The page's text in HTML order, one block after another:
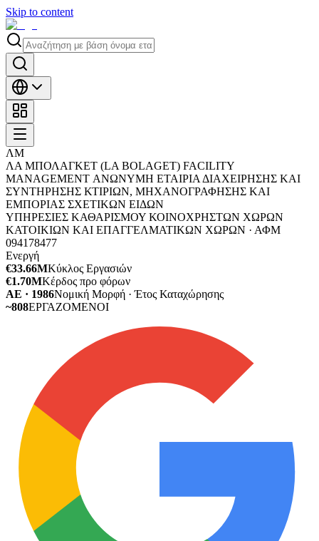
Skip to content
ΛΜ
ΛΑ ΜΠΟΛΑΓΚΕΤ (LA BOLAGET) FACILITY
MANAGEMENT ΑΝΩΝΥΜΗ ΕΤΑΙΡΙΑ ΔΙΑΧΕΙΡΗΣΗΣ ΚΑΙ
ΣΥΝΤΗΡΗΣΗΣ ΚΤΙΡΙΩΝ, ΜΗΧΑΝΟΓΡΑΦΗΣΗΣ ΚΑΙ
ΕΜΠΟΡΙΑΣ ΣΧΕΤΙΚΩΝ ΕΙΔΩΝ
ΥΠΗΡΕΣΙΕΣ ΚΑΘΑΡΙΣΜΟΥ ΚΟΙΝΟΧΡΗΣΤΩΝ ΧΩΡΩΝ
ΚΑΤΟΙΚΙΩΝ ΚΑΙ ΕΠΑΓΓΕΛΜΑΤΙΚΩΝ ΧΩΡΩΝ · ΑΦΜ
094178477
Ενεργή
€33.66MΚύκλος Εργασιών
€1.70MΚέρδος προ φόρων
ΑΕ · 1986Νομική Μορφή · Έτος Καταχώρησης
~808ΕΡΓΑΖΟΜΕΝΟΙ